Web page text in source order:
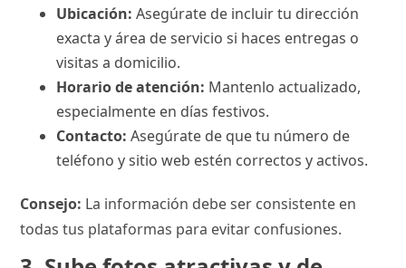
Ubicación: Asegúrate de incluir tu dirección
exacta y área de servicio si haces entregas o
visitas a domicilio.
Horario de atención: Mantenlo actualizado,
especialmente en días festivos.
Contacto: Asegúrate de que tu número de
teléfono y sitio web estén correctos y activos.
Consejo: La información debe ser consistente en
todas tus plataformas para evitar confusiones.